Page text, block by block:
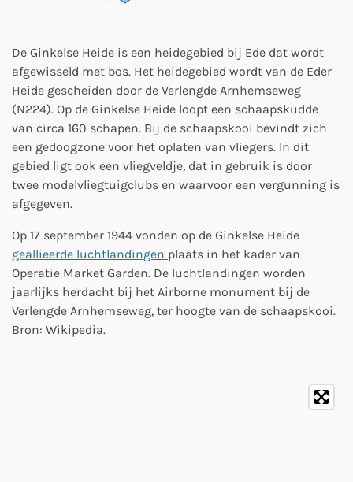
De Ginkelse Heide is een heidegebied bij Ede dat wordt
afgewisseld met bos. Het heidegebied wordt van de Eder
Heide gescheiden door de Verlengde Arnhemseweg
(N224). Op de Ginkelse Heide loopt een schaapskudde
van circa 160 schapen. Bij de schaapskooi bevindt zich
een gedoogzone voor het oplaten van vliegers. In dit
gebied ligt ook een vliegveldje, dat in gebruik is door
twee modelvliegtuigclubs en waarvoor een vergunning is
afgegeven.
Op 17 september 1944 vonden op de Ginkelse Heide
geallieerde luchtlandingen plaats in het kader van
Operatie Market Garden. De luchtlandingen worden
jaarlijks herdacht bij het Airborne monument bij de
Verlengde Arnhemseweg, ter hoogte van de schaapskooi.
Bron: Wikipedia.